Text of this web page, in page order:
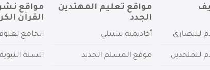
للنصارى
للملحدين
مواقع تعليم المهتدين
الجدد
أكاديمية سبيلي
موقع المسلم الجديد
مواقع
القرآن
الجامع
السنة